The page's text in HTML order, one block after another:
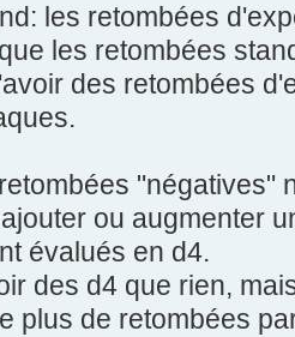
les retombées
les retombées
des retombées
"négatives"
ou augmenter
évalués en d4.
des d4 que rien,
plus de retombées